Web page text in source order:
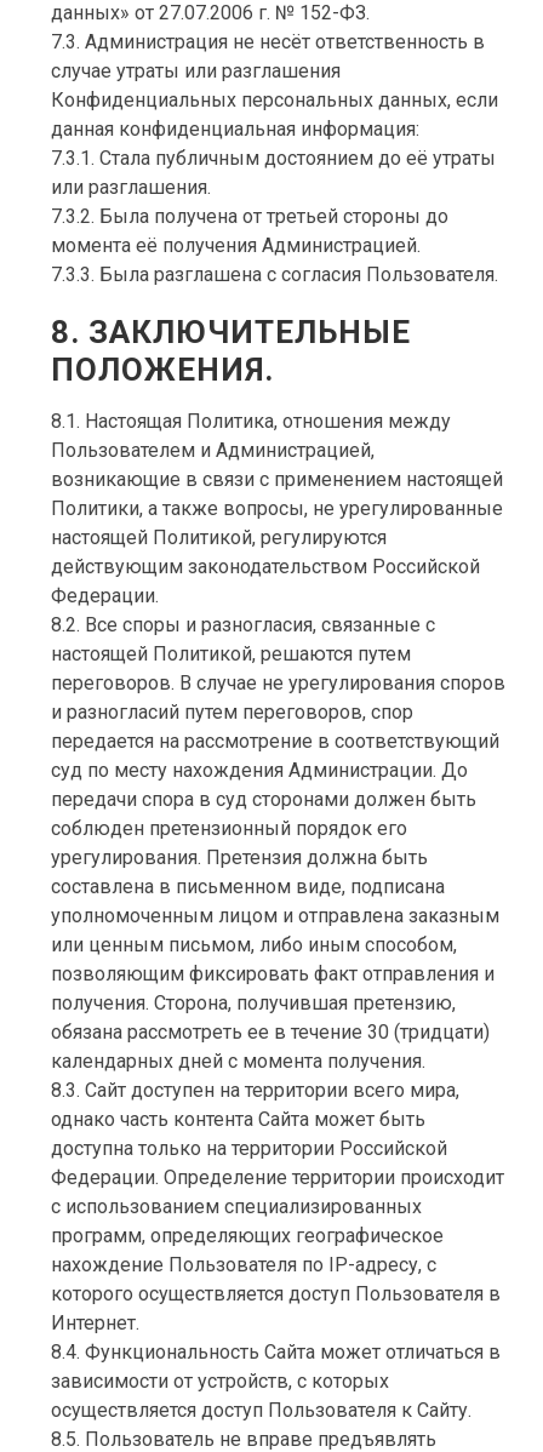
данных» от 27.07.2006 г. № 152-ФЗ.
7.3. Администрация не несёт ответственность в
случае утраты или разглашения
Конфиденциальных персональных данных, если
данная конфиденциальная информация:
7.3.1. Стала публичным достоянием до её утраты
или разглашения.
7.3.2. Была получена от третьей стороны до
момента её получения Администрацией.
7.3.3. Была разглашена с согласия Пользователя.
8. ЗАКЛЮЧИТЕЛЬНЫЕ
ПОЛОЖЕНИЯ.
8.1. Настоящая Политика, отношения между
Пользователем и Администрацией,
возникающие в связи с применением настоящей
Политики, а также вопросы, не урегулированные
настоящей Политикой, регулируются
действующим законодательством Российской
Федерации.
8.2. Все споры и разногласия, связанные с
настоящей Политикой, решаются путем
переговоров. В случае не урегулирования споров
и разногласий путем переговоров, спор
передается на рассмотрение в соответствующий
суд по месту нахождения Администрации. До
передачи спора в суд сторонами должен быть
соблюден претензионный порядок его
урегулирования. Претензия должна быть
составлена в письменном виде, подписана
уполномоченным лицом и отправлена заказным
или ценным письмом, либо иным способом,
позволяющим фиксировать факт отправления и
получения. Сторона, получившая претензию,
обязана рассмотреть ее в течение 30 (тридцати)
календарных дней с момента получения.
8.3. Сайт доступен на территории всего мира,
однако часть контента Сайта может быть
доступна только на территории Российской
Федерации. Определение территории происходит
с использованием специализированных
программ, определяющих географическое
нахождение Пользователя по IP-адресу, с
которого осуществляется доступ Пользователя в
Интернет.
8.4. Функциональность Сайта может отличаться в
зависимости от устройств, с которых
осуществляется доступ Пользователя к Сайту.
8.5. Пользователь не вправе предъявлять